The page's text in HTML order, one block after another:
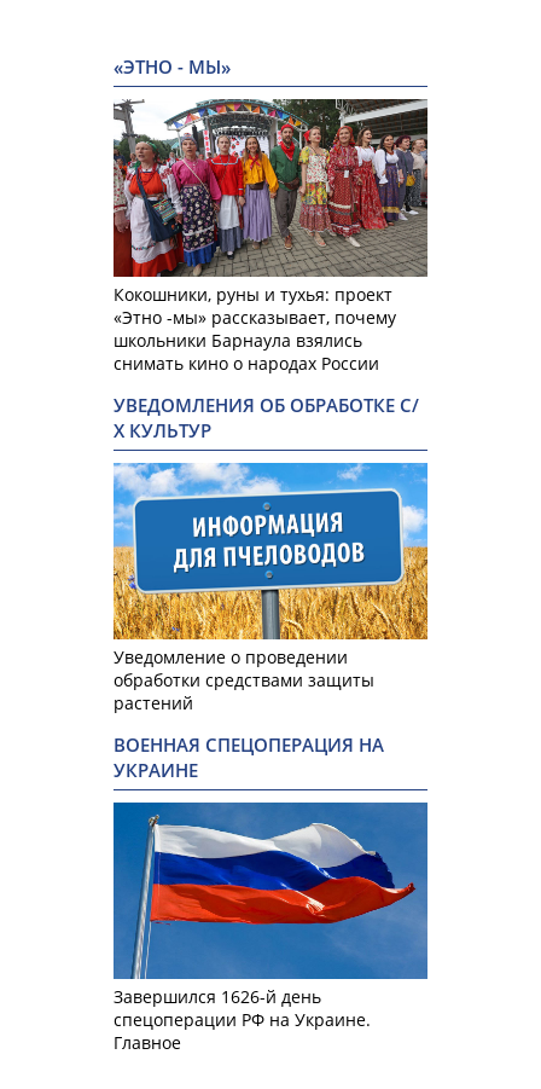
«ЭТНО - МЫ»
Кокошники, руны и тухья: проект
«Этно -мы» рассказывает, почему
школьники Барнаула взялись
снимать кино о народах России
УВЕДОМЛЕНИЯ ОБ ОБРАБОТКЕ С/
Х КУЛЬТУР
Уведомление о проведении
обработки средствами защиты
растений
ВОЕННАЯ СПЕЦОПЕРАЦИЯ НА
УКРАИНЕ
Завершился 1626-й день
спецоперации РФ на Украине.
Главное